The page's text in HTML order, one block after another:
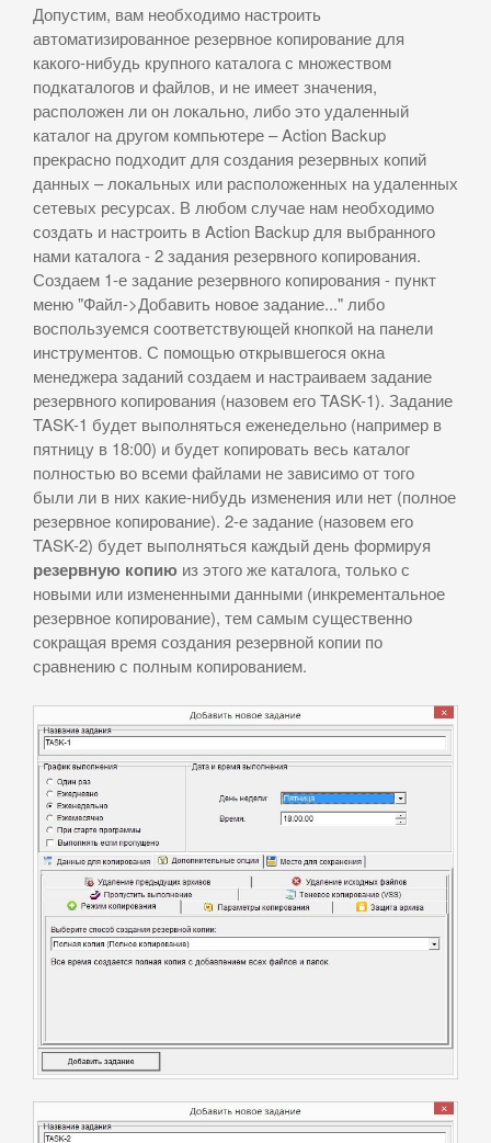
Допустим, вам необходимо настроить
автоматизированное резервное копирование для
какого-нибудь крупного каталога с множеством
подкаталогов и файлов, и не имеет значения,
расположен ли он локально, либо это удаленный
каталог на другом компьютере – Action Backup
прекрасно подходит для создания резервных копий
данных – локальных или расположенных на удаленных
сетевых ресурсах. В любом случае нам необходимо
создать и настроить в Action Backup для выбранного
нами каталога - 2 задания резервного копирования.
Создаем 1-е задание резервного копирования - пункт
меню "Файл->Добавить новое задание..." либо
воспользуемся соответствующей кнопкой на панели
инструментов. С помощью открывшегося окна
менеджера заданий создаем и настраиваем задание
резервного копирования (назовем его TASK-1). Задание
TASK-1 будет выполняться еженедельно (например в
пятницу в 18:00) и будет копировать весь каталог
полностью во всеми файлами не зависимо от того
были ли в них какие-нибудь изменения или нет (полное
резервное копирование). 2-е задание (назовем его
TASK-2) будет выполняться каждый день формируя
резервную копию из этого же каталога, только с
новыми или измененными данными (инкрементальное
резервное копирование), тем самым существенно
сокращая время создания резервной копии по
сравнению с полным копированием.